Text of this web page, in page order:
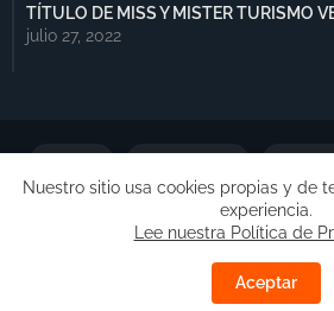
TÍTULO DE MISS Y MISTER TURISMO
julio 27, 2022
Free Blogger Templates
|
Nuestro sitio usa cookies propias y de
experiencia.
Lee nuestra Política de
Aceptar